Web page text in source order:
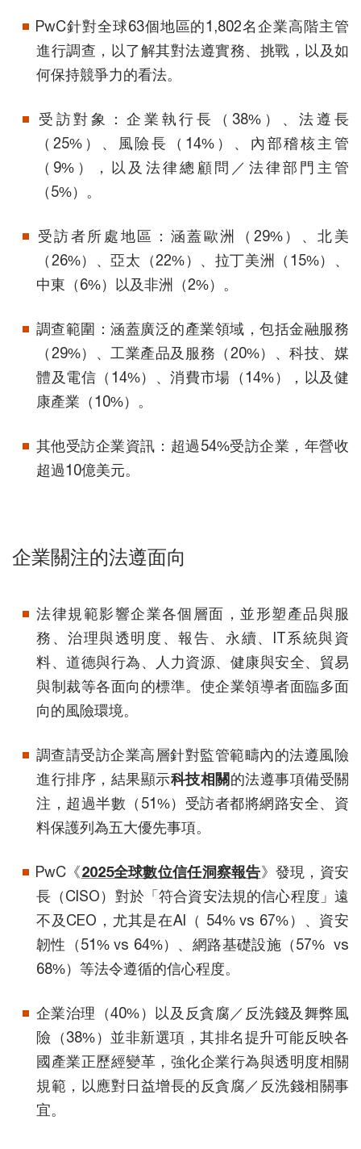
PwC針對全球63個地區的1,802名企業高階主管
進行調查，以了解其對法遵實務、挑戰，以及如
何保持競爭力的看法。
受訪對象：企業執行長（38%）、法遵長
（25%）、風險長（14%）、內部稽核主管
（9%），以及法律總顧問／法律部門主管
（5%）。
受訪者所處地區：涵蓋歐洲（29%）、北美
（26%）、亞太（22%）、拉丁美洲（15%）、
中東（6%）以及非洲（2%）。
調查範圍：涵蓋廣泛的產業領域，包括金融服務
（29%）、工業產品及服務（20%）、科技、媒
體及電信（14%）、消費市場（14%），以及健
康產業（10%）。
其他受訪企業資訊：超過54%受訪企業，年營收
超過10億美元。
企業關注的法遵面向
法律規範影響企業各個層面，並形塑產品與服
務、治理與透明度、報告、永續、IT系統與資
料、道德與行為、人力資源、健康與安全、貿易
與制裁等各面向的標準。使企業領導者面臨多面
向的風險環境。
調查請受訪企業高層針對監管範疇內的法遵風險
進行排序，結果顯示科技相關的法遵事項備受關
注，超過半數（51%）受訪者都將網路安全、資
料保護列為五大優先事項。
PwC《2025全球數位信任洞察報告》發現，資安
長（CISO）對於「符合資安法規的信心程度」遠
不及CEO，尤其是在AI（ 54% vs 67%）、資安
韌性（51% vs 64%）、網路基礎設施（57% vs
68%）等法令遵循的信心程度。
企業治理（40%）以及反貪腐／反洗錢及舞弊風
險（38%）並非新選項，其排名提升可能反映各
國產業正歷經變革，強化企業行為與透明度相關
規範，以應對日益增長的反貪腐／反洗錢相關事
宜。